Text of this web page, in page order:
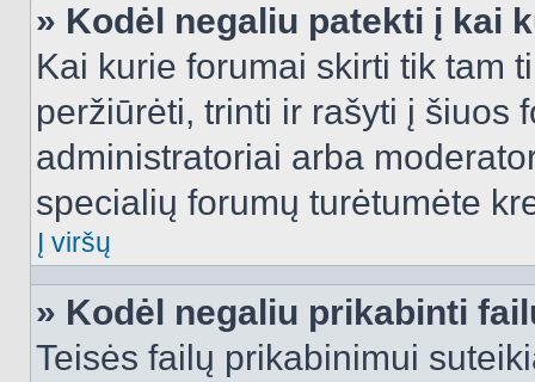
» Kodėl negaliu patekti į kai
Kai kurie forumai skirti tik tam
peržiūrėti, trinti ir rašyti į šiuos
administratoriai arba
specialių forumų turėtumėte
Į viršų
» Kodėl negaliu prikabinti
Teisės failų prikabinimui